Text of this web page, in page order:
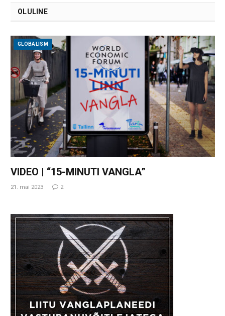
OLULINE
GLOBALISM
VIDEO | “15-MINUTI VANGLA”
21. mai 2023 2